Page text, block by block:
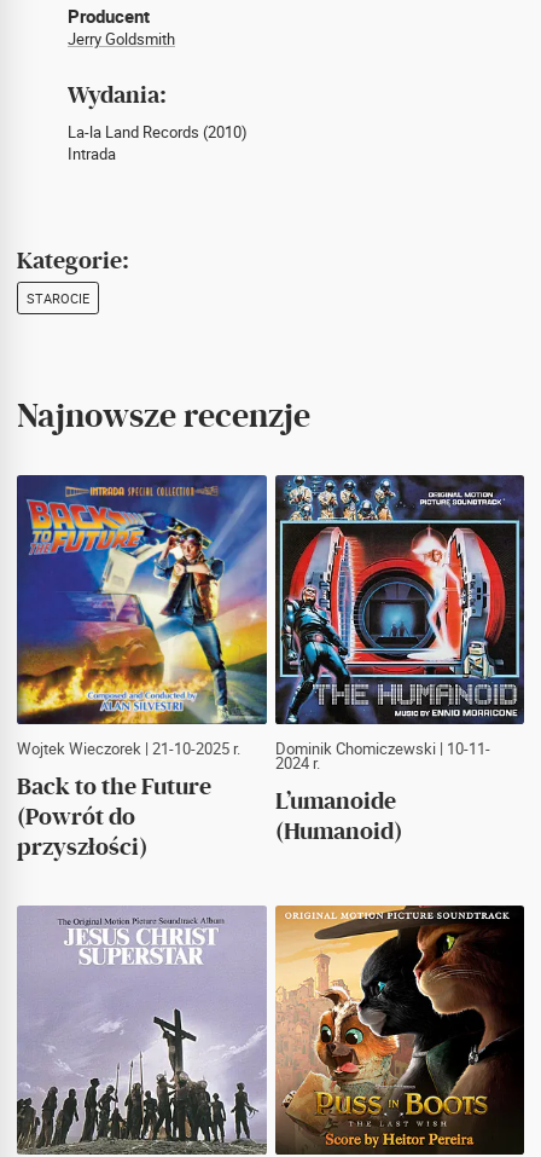
Producent
Jerry Goldsmith
Wydania:
La-la Land Records (2010)
Intrada
Kategorie:
STAROCIE
Najnowsze recenzje
Wojtek Wieczorek | 21-10-2025 r.
Back to the Future
(Powrót do
przyszłości)
Dominik Chomiczewski| 10-11-
2024 r.
L’umanoide
(Humanoid)